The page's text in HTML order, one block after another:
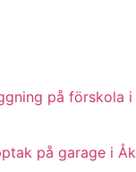
på förskola i
på garage i